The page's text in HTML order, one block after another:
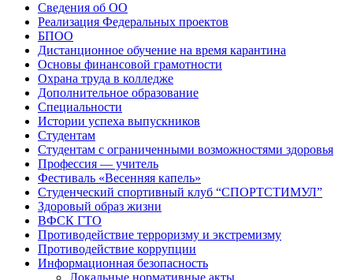
Сведения об ОО
Реализация Федеральных проектов
БПОО
Дистанционное обучение на время карантина
Основы финансовой грамотности
Охрана труда в колледже
Дополнительное образование
Специальности
Истории успеха выпускников
Студентам
Студентам с ограниченными возможностями здоровья
Профессия — учитель
Фестиваль «Весенняя капель»
Студенческий спортивный клуб “СПОРТСТИМУЛ”
Здоровый образ жизни
ВФСК ГТО
Противодействие терроризму и экстремизму
Противодействие коррупции
Информационная безопасность